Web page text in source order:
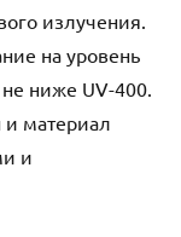
излучения.
на уровень
ниже UV-400.
и материал
и